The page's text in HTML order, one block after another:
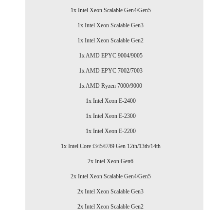
1x Intel Xeon Scalable Gen4/Gen5
1x Intel Xeon Scalable Gen3
1x Intel Xeon Scalable Gen2
1x AMD EPYC 9004/9005
1x AMD EPYC 7002/7003
1x AMD Ryzen 7000/9000
1x Intel Xeon E-2400
1x Intel Xeon E-2300
1x Intel Xeon E-2200
1x Intel Core i3/i5/i7/i9 Gen 12th/13th/14th
2x Intel Xeon Gen6
2x Intel Xeon Scalable Gen4/Gen5
2x Intel Xeon Scalable Gen3
2x Intel Xeon Scalable Gen2